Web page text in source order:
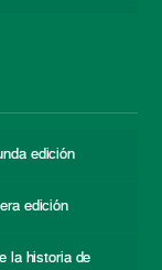
edición
edición
la historia de